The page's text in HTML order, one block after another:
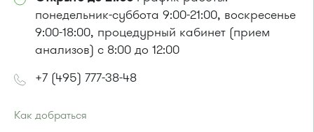
понедельник-суббота 9:00-21:00, воскресенье
9:00-18:00, процедурный кабинет (прием
анализов) с 8:00 до 12:00
+7 (495) 777-38-48
Как добраться